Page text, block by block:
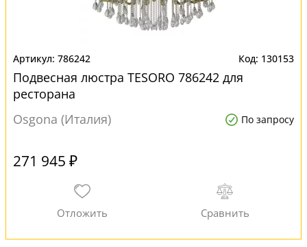
786242 130153
Подвесная люстра TESORO 786242 для
ресторана
Osgona (Италия)
По запросу
271 945 ₽